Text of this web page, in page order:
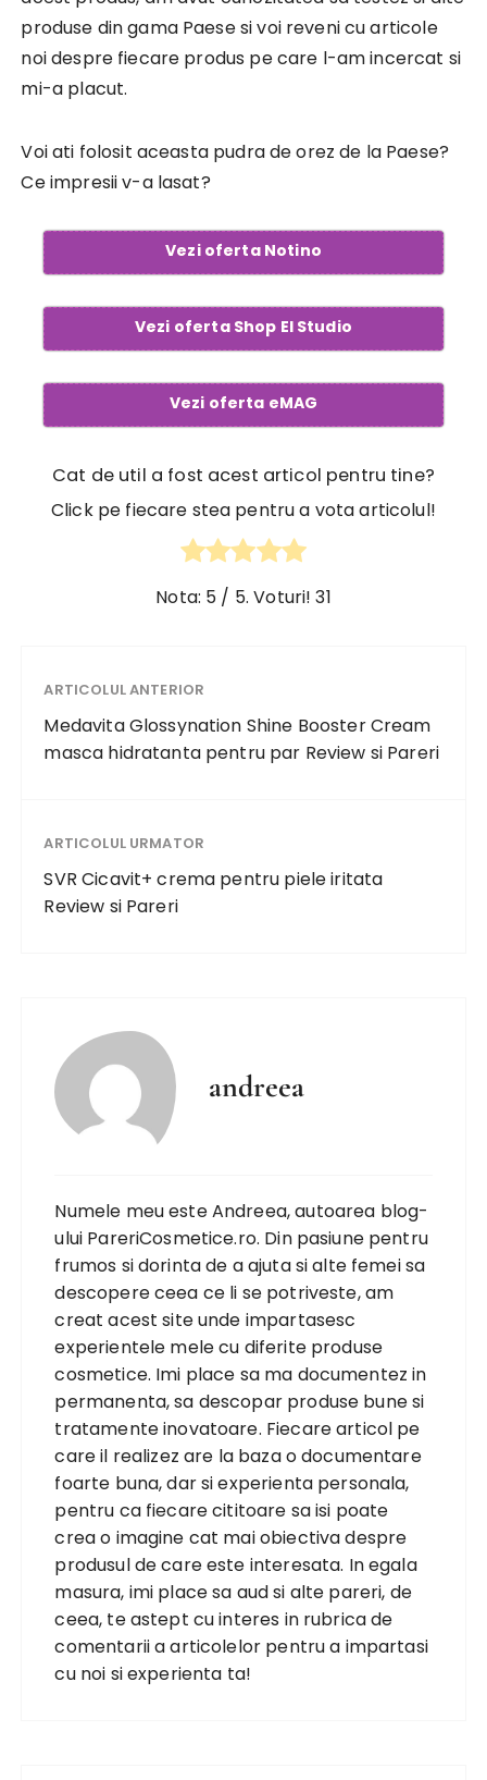
produse din gama Paese si voi reveni cu articole
noi despre fiecare produs pe care l-am incercat si
mi-a placut.
Voi ati folosit aceasta pudra de orez de la Paese?
Ce impresii v-a lasat?
Vezi oferta Notino
Vezi oferta Shop El Studio
Vezi oferta eMAG
Cat de util a fost acest articol pentru tine?
Click pe fiecare stea pentru a vota articolul!
Nota: 5 / 5. Voturi!31
ARTICOLUL ANTERIOR
Medavita Glossynation Shine Booster Cream
masca hidratanta pentru par Review si Pareri
ARTICOLUL URMATOR
SVR Cicavit+ crema pentru piele iritata
Review si Pareri
andreea
Numele meu este Andreea, autoarea blog-
ului PareriCosmetice.ro. Din pasiune pentru
frumos si dorinta de a ajuta si alte femei sa
descopere ceea ce li se potriveste, am
creat acest site unde impartasesc
experientele mele cu diferite produse
cosmetice. Imi place sa ma documentez in
permanenta, sa descopar produse bune si
tratamente inovatoare. Fiecare articol pe
care il realizez are la baza o documentare
foarte buna, dar si experienta personala,
pentru ca fiecare cititoare sa isi poate
crea o imagine cat mai obiectiva despre
produsul de care este interesata. In egala
masura, imi place sa aud si alte pareri, de
ceea, te astept cu interes in rubrica de
comentarii a articolelor pentru a impartasi
cu noi si experienta ta!